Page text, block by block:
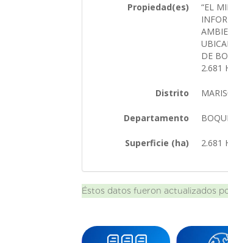
Propiedad(es)
“EL
DE
2.681
Distrito
Departamento
Superficie (ha) 2.681
Éstos datos fueron actualizados